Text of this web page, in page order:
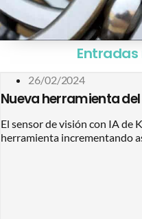
26/02/2024
Nueva herramienta
El sensor de visión con IA de
herramienta incrementando